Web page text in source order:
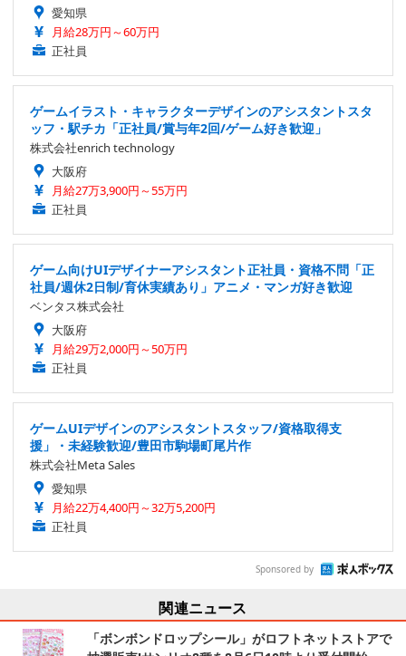
愛知県
月給28万円～60万円
正社員
ゲームイラスト・キャラクターデザインのアシスタントスタ
ッフ・駅チカ「正社員/賞与年2回/ゲーム好き歓迎」
株式会社enrich technology
大阪府
月給27万3,900円～55万円
正社員
ゲーム向けUIデザイナーアシスタント正社員・資格不問「正
社員/週休2日制/育休実績あり」アニメ・マンガ好き歓迎
ベンタス株式会社
大阪府
月給29万2,000円～50万円
正社員
ゲームUIデザインのアシスタントスタッフ/資格取得支
援」・未経験歓迎/豊田市駒場町尾片作
株式会社Meta Sales
愛知県
月給22万4,400円～32万5,200円
正社員
Sponsored by
関連ニュース
「ボンボンドロップシール」がロフトネットストアで